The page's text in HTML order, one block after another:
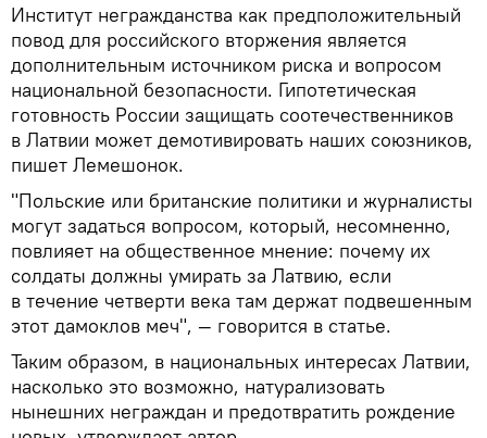
Институт негражданства как предположительный
повод для российского вторжения является
дополнительным источником риска и вопросом
национальной безопасности. Гипотетическая
готовность России защищать соотечественников
в Латвии может демотивировать наших союзников,
пишет Лемешонок.
"Польские или британские политики и журналисты
могут задаться вопросом, который, несомненно,
повлияет на общественное мнение: почему их
солдаты должны умирать за Латвию, если
в течение четверти века там держат подвешенным
этот дамоклов меч", — говорится в статье.
Таким образом, в национальных интересах Латвии,
насколько это возможно, натурализовать
нынешних неграждан и предотвратить рождение